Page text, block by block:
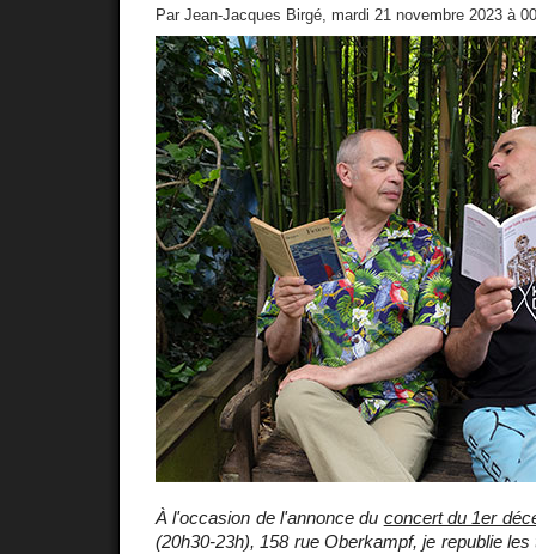
Par Jean-Jacques Birgé, mardi 21 novembre 2023 à
À l'occasion de l'annonce du concert du 1er
(20h30-23h), 158 rue Oberkampf, je republie